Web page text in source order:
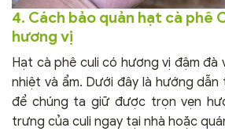
4. Cách bảo quản hạt cà phê
hương vị
Hạt cà phê culi có hương vị đậm đà
nhiệt và ẩm. Dưới đây là hướng
để chúng ta giữ được trọn vẹn
trưng của culi ngay tại nhà hoặc